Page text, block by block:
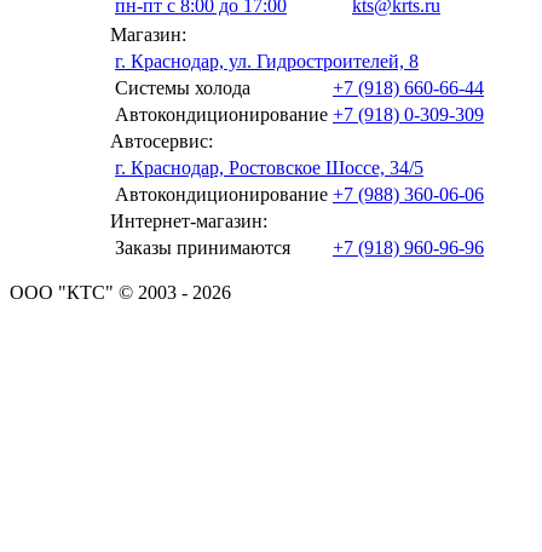
пн-пт с 8:00 до 17:00
kts@krts.ru
Магазин:
г. Краснодар, ул. Гидростроителей, 8
Системы холода
+7 (918) 660-66-44
Автокондиционирование +7 (918) 0-309-309
Автосервис:
г. Краснодар, Ростовское Шоссе, 34/5
Автокондиционирование +7 (988) 360-06-06
Интернет-магазин:
Заказы принимаются
+7 (918) 960-96-96
ООО "КТС" © 2003 - 2026